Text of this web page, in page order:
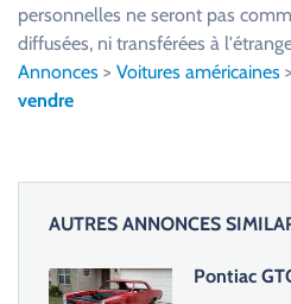
e
s
e
personnelles ne seront pas
diffusées, ni transférées à
Annonces > Voitures américaines >
vendre
AUTRES ANNONCES
Pontiac